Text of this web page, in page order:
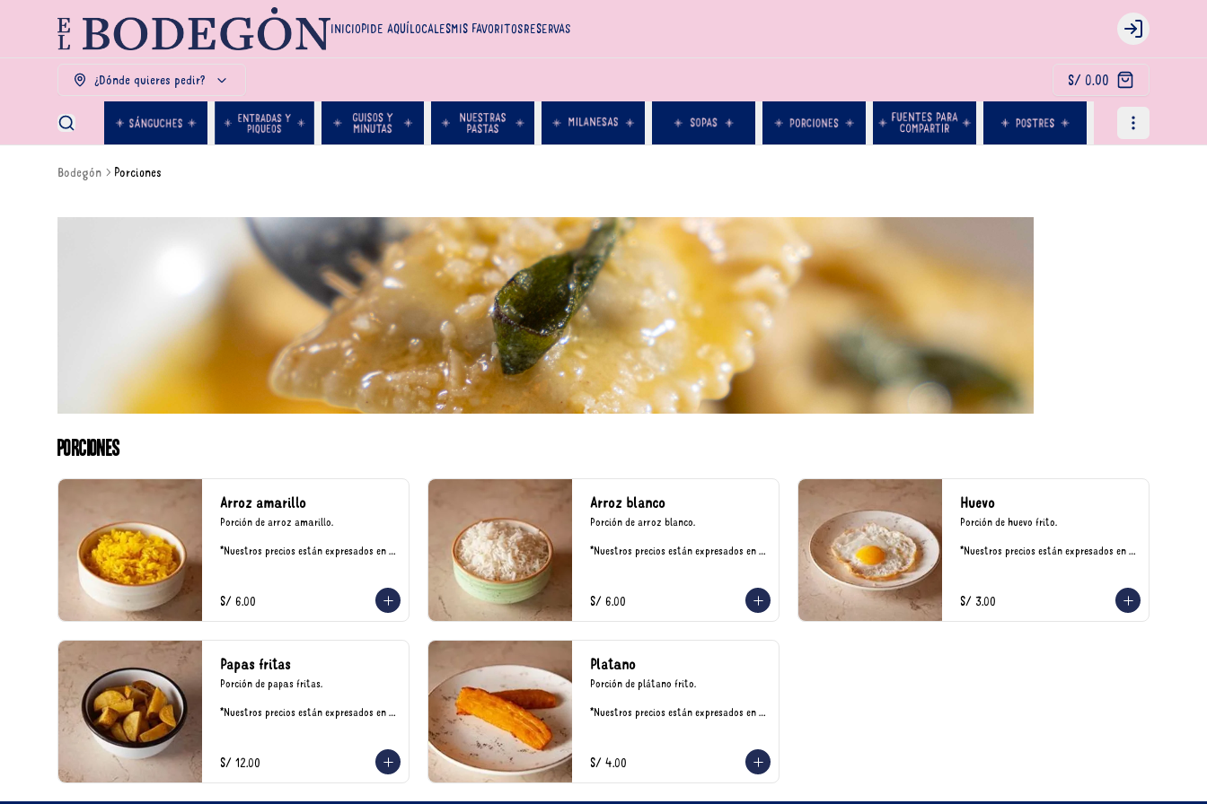
INICIOPIDE AQUÍLOCALESMIS FAVORITOSRESERVAS Login
¿Dónde quieres pedir? S/ 0.00
Bodegón Porciones
Porciones
Arroz amarillo
Porción de arroz amarillo.
*Nuestros precios están expresados en
S/ 6.00
Arroz blanco
Porción de arroz blanco.
*Nuestros precios están expresados en
S/ 6.00
Huevo
Porción de huevo frito.
*Nuestros precios están expresados en
S/ 3.00
Papas fritas
Porción de papas fritas.
*Nuestros precios están expresados en
S/ 12.00
Platano
Porción de plátano frito.
*Nuestros precios están expresados en
S/ 4.00